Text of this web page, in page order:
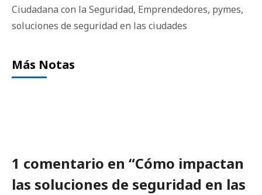
Ciudadana con la Seguridad, Emprendedores, pymes,
soluciones de seguridad en las ciudades
Más Notas
1 comentario en “Cómo impactan
las soluciones de seguridad en las